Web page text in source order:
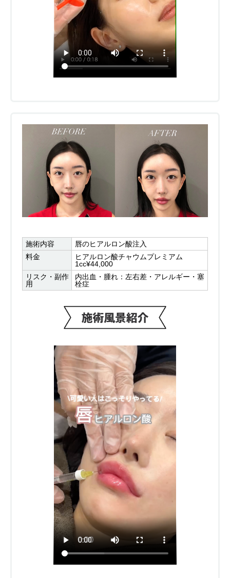
施術内容
唇のヒアルロン酸注入
料金
ヒアルロン酸チャウムプレミアム
1cc¥44,000
リスク・副作
用
内出血・腫れ：左右差・アレルギー・塞
栓症